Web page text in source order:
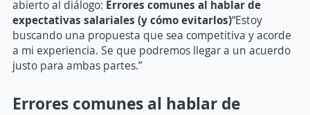
abierto al diálogo: Errores comunes al hablar de
expectativas salariales (y cómo evitarlos)“Estoy
buscando una propuesta que sea competitiva y acorde
a mi experiencia. Se que podremos llegar a un acuerdo
justo para ambas partes.”
Errores comunes al hablar de